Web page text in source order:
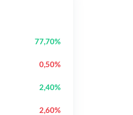
77,70%
0,50%
2,40%
2,60%